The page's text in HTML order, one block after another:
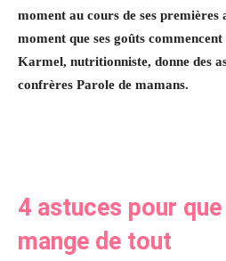
moment au cours de ses premières
moment que ses goûts
Karmel, nutritionniste, donne des
confrères Parole de mamans.
4 astuces pour
mange de tout